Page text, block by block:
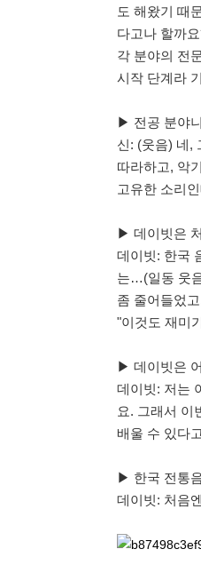
도 해왔기 때
다고나 할까
각 분야의 전
시작 단계라
▶ 전공 분야
신: (웃음) 네,
따라하고, 악
고유한 소리
▶ 데이빗은
데이빗: 한국
는…(일동 웃
좀 줄어들었
"이것도 재미
▶ 데이빗은
데이빗: 저는
요. 그래서 이
배울 수 있다
▶ 한국 전통
데이빗: 처음